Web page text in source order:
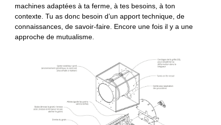
machines adaptées à ta ferme, à tes besoins, à ton
contexte. Tu as donc besoin d’un apport technique, de
connaissances, de savoir-faire. Encore une fois il y a une
approche de mutualisme.